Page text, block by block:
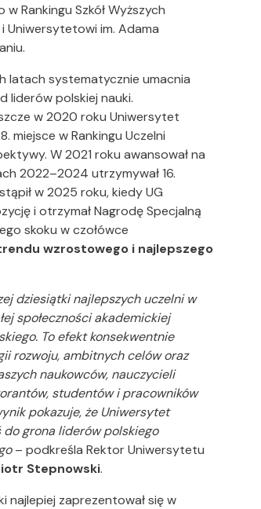
w Rankingu Szkół Wyższych
Uniwersytetowi im. Adama
latach systematycznie umacnia
liderów polskiej nauki.
w 2020 roku Uniwersytet
miejsce w Rankingu Uczelni
W 2021 roku awansował na
2022–2024 utrzymywał 16.
w 2025 roku, kiedy UG
i otrzymał Nagrodę Specjalną
skoku w czołówce
wzrostowego i najlepszego
dziesiątki najlepszych uczelni w
społeczności akademickiej
To efekt konsekwentnie
rozwoju, ambitnych celów oraz
naukowców, nauczycieli
studentów i pracowników
pokazuje, że Uniwersytet
do grona liderów polskiego
– podkreśla Rektor Uniwersytetu
Stepnowski.
najlepiej zaprezentował się w